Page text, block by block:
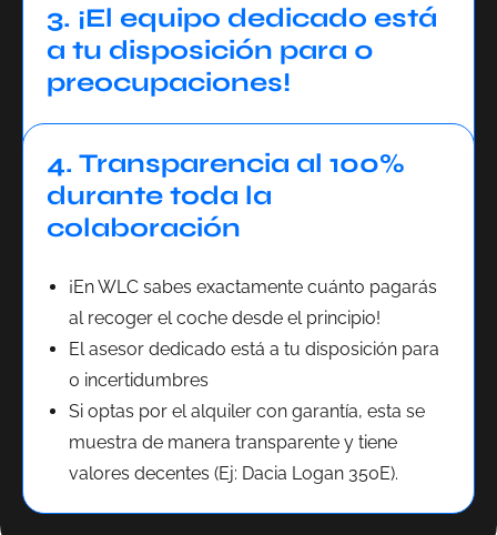
3. ¡El equipo dedicado está
a tu disposición para 0
preocupaciones!
4. Transparencia al 100%
durante toda la
colaboración
¡En WLC sabes exactamente cuánto pagarás
al recoger el coche desde el principio!
El asesor dedicado está a tu disposición para
0 incertidumbres
Si optas por el alquiler con garantía, esta se
muestra de manera transparente y tiene
valores decentes (Ej: Dacia Logan 350E).